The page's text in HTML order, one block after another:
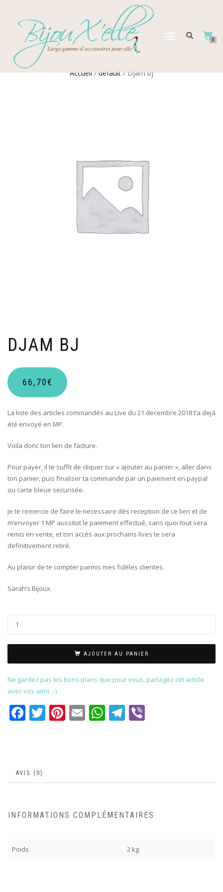
DÉPLIER
0
Accueil/default/ Djam bj
DJAM BJ
66,70€
La liste des articles commandés au Live du 21 decembre 2018 t’a dejà
été envoyé en MP.
Voila donc ton lien de facture.
Pour payer, il te suffit de cliquer sur « ajouter au panier », aller dans
ton panier, puis finaliser ta commande par un paiement en paypal
ou carte bleue securisée.
Je te remercie de faire le necessaire dès reception de ce lien et de
m’envoyer 1 MP aussitot le paiement effectué, sans quoi tout sera
remis en vente, et ton accès aux prochains lives te sera
definitivement retiré.
Au plaisir de te compter parmis mes fidèles clientes.
Sarah’s Bijoux.
AJOUTER AU PANIER
Ne gardez pas les bons plans que pour vous, partagez cet article
avec vos amis ;-)
Facebook
Twitter
Pinterest
EmailWhatsApp
Telegram
AVIS (0)
INFORMATIONS COMPLÉMENTAIRES
Poids 2 kg